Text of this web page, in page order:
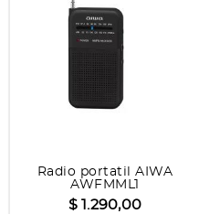
Radio portatil AIWA
AWFMML1
$ 1.290,00